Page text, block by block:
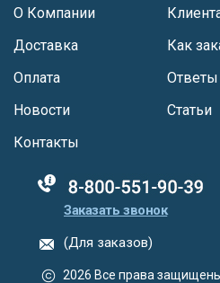
О Компании
Доставка
Оплата
Новости
Как
Статьи
Контакты
88005555550
Заказать звонок
(Для заказов)
2026 Все права